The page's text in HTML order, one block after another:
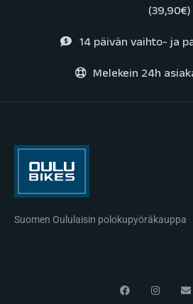
(39,90€)
14 päivän vaihto- ja
Melekein 24h
Suomen Oululaisin polokupyöräkauppa